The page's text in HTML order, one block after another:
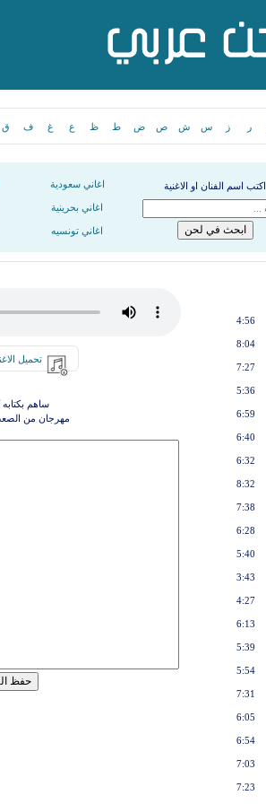
ر ز س ش ص ض ط ظ ع غ ف ق
اكتب اسم الفنان او الاغنية اغاني سعودية
اغاني بحرينية
اغاني تونسيه
4:56
8:04
7:27
5:36
6:59
6:40
6:32
8:32
7:38
6:28
5:40
3:43
4:27
6:13
5:39
5:54
7:31
6:05
6:54
7:03
7:23
تحميل
ساهم بكتابه
مهرجان من